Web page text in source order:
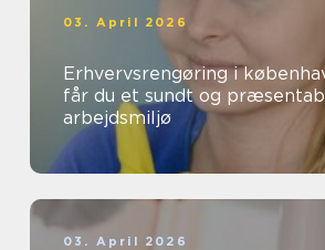
03. April 2026
Erhvervsrengøring i
får du et sundt og
arbejdsmiljø
03. April 2026